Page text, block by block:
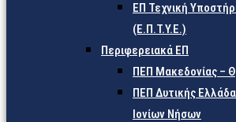
ΕΠ Τεχνική
(Ε.Π.Τ.Υ.Ε.)
Περιφερειακά ΕΠ
ΠΕΠ Μακεδονίας –
ΠΕΠ Δυτικής
Ιονίων Νήσων